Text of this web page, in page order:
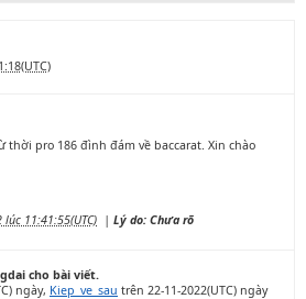
thời pro 186 đình đám về baccarat. Xin chào
11:41:55(UTC) | Lý do: Chưa rõ
cho bài viết.
ngày, Kiep_ve_sau trên 22-11-2022(UTC) ngày